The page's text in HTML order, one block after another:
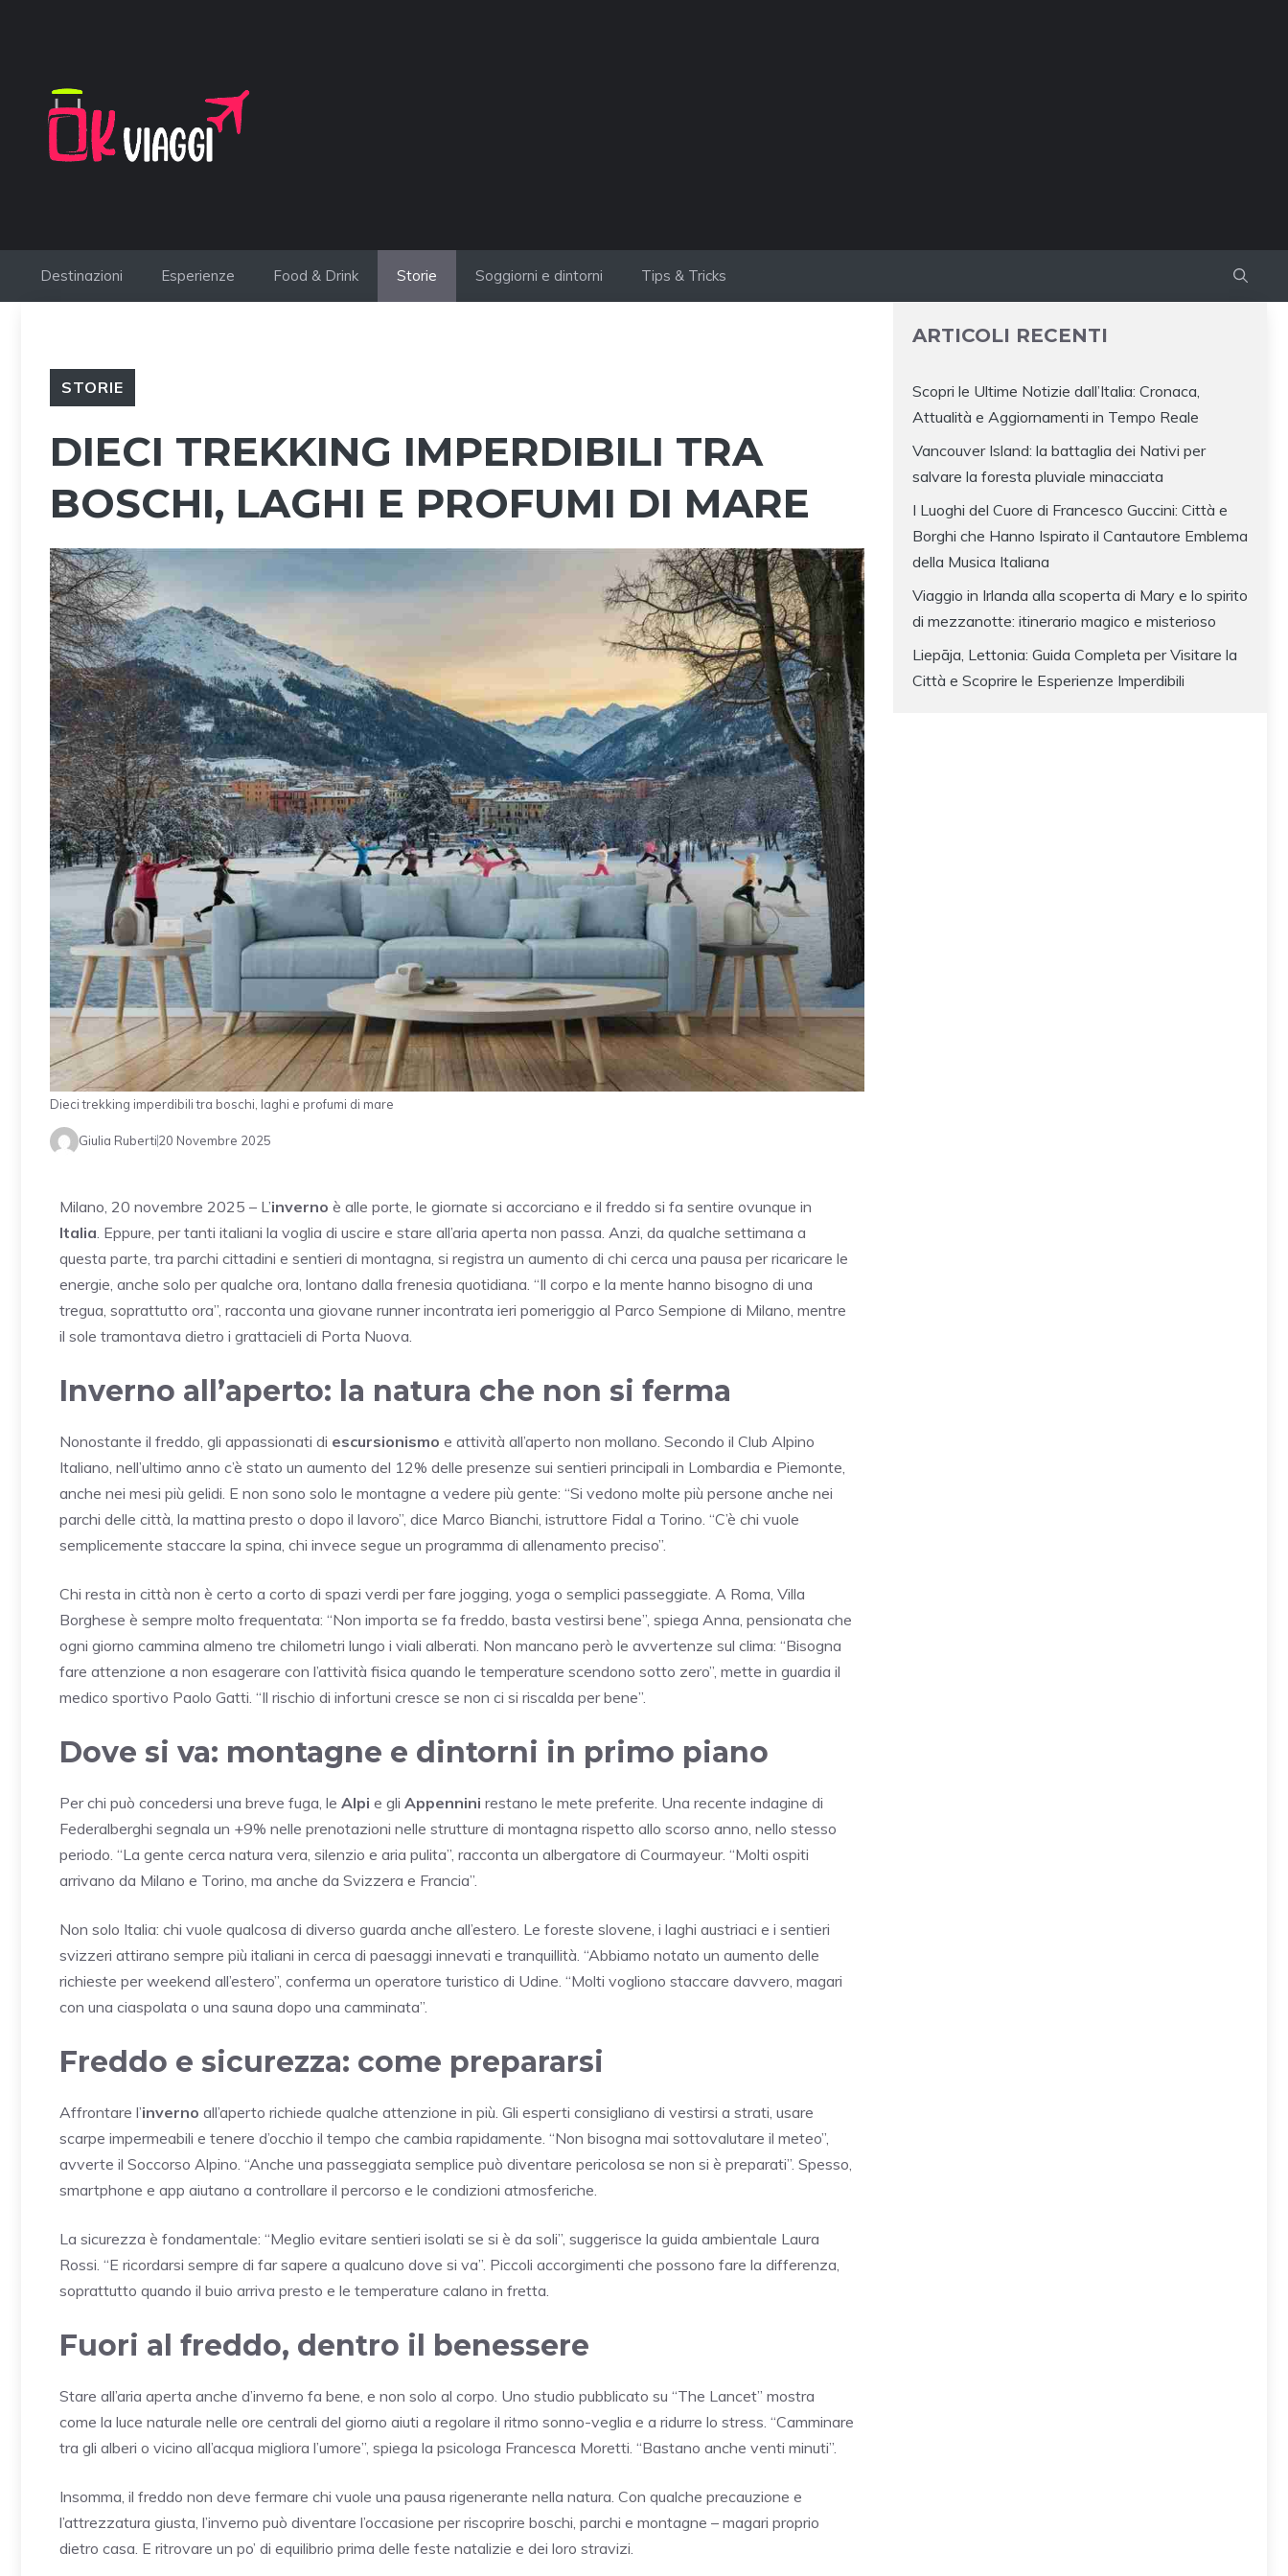
Destinazioni Esperienze Food & Drink Storie Soggiorni e dintorni Tips & Tricks
STORIE
DIECI TREKKING IMPERDIBILI TRA
BOSCHI, LAGHI E PROFUMI DI MARE
Dieci trekking imperdibili tra boschi, laghi e profumi di mare
Giulia Ruberti20 Novembre 2025
Milano, 20 novembre 2025 – L’inverno è alle porte, le giornate si accorciano e il freddo si fa sentire ovunque in
Italia . Eppure, per tanti italiani la voglia di uscire e stare all’aria aperta non passa. Anzi, da qualche settimana a
questa parte, tra parchi cittadini e sentieri di montagna, si registra un aumento di chi cerca una pausa per ricaricare le
energie, anche solo per qualche ora, lontano dalla frenesia quotidiana. “Il corpo e la mente hanno bisogno di una
tregua, soprattutto ora”, racconta una giovane runner incontrata ieri pomeriggio al Parco Sempione di Milano, mentre
il sole tramontava dietro i grattacieli di Porta Nuova.
Inverno all’aperto: la natura che non si ferma
Nonostante il freddo, gli appassionati di escursionismo e attività all’aperto non mollano. Secondo il Club Alpino
Italiano, nell’ultimo anno c’è stato un aumento del 12% delle presenze sui sentieri principali in Lombardia e Piemonte,
anche nei mesi più gelidi. E non sono solo le montagne a vedere più gente: “Si vedono molte più persone anche nei
parchi delle città, la mattina presto o dopo il lavoro”, dice Marco Bianchi, istruttore Fidal a Torino. “C’è chi vuole
semplicemente staccare la spina, chi invece segue un programma di allenamento preciso”.
Chi resta in città non è certo a corto di spazi verdi per fare jogging, yoga o semplici passeggiate. A Roma, Villa
Borghese è sempre molto frequentata: “Non importa se fa freddo, basta vestirsi bene”, spiega Anna, pensionata che
ogni giorno cammina almeno tre chilometri lungo i viali alberati. Non mancano però le avvertenze sul clima: “Bisogna
fare attenzione a non esagerare con l’attività fisica quando le temperature scendono sotto zero”, mette in guardia il
medico sportivo Paolo Gatti. “Il rischio di infortuni cresce se non ci si riscalda per bene”.
Dove si va: montagne e dintorni in primo piano
Per chi può concedersi una breve fuga, le Alpi e gli Appennini restano le mete preferite. Una recente indagine di
Federalberghi segnala un +9% nelle prenotazioni nelle strutture di montagna rispetto allo scorso anno, nello stesso
periodo. “La gente cerca natura vera, silenzio e aria pulita”, racconta un albergatore di Courmayeur. “Molti ospiti
arrivano da Milano e Torino, ma anche da Svizzera e Francia”.
Non solo Italia: chi vuole qualcosa di diverso guarda anche all’estero. Le foreste slovene, i laghi austriaci e i sentieri
svizzeri attirano sempre più italiani in cerca di paesaggi innevati e tranquillità. “Abbiamo notato un aumento delle
richieste per weekend all’estero”, conferma un operatore turistico di Udine. “Molti vogliono staccare davvero, magari
con una ciaspolata o una sauna dopo una camminata”.
Freddo e sicurezza: come prepararsi
Affrontare l’inverno all’aperto richiede qualche attenzione in più. Gli esperti consigliano di vestirsi a strati, usare
scarpe impermeabili e tenere d’occhio il tempo che cambia rapidamente. “Non bisogna mai sottovalutare il meteo”,
avverte il Soccorso Alpino. “Anche una passeggiata semplice può diventare pericolosa se non si è preparati”. Spesso,
smartphone e app aiutano a controllare il percorso e le condizioni atmosferiche.
La sicurezza è fondamentale: “Meglio evitare sentieri isolati se si è da soli”, suggerisce la guida ambientale Laura
Rossi. “E ricordarsi sempre di far sapere a qualcuno dove si va”. Piccoli accorgimenti che possono fare la differenza,
soprattutto quando il buio arriva presto e le temperature calano in fretta.
Fuori al freddo, dentro il benessere
Stare all’aria aperta anche d’inverno fa bene, e non solo al corpo. Uno studio pubblicato su “The Lancet” mostra
come la luce naturale nelle ore centrali del giorno aiuti a regolare il ritmo sonno-veglia e a ridurre lo stress. “Camminare
tra gli alberi o vicino all’acqua migliora l’umore”, spiega la psicologa Francesca Moretti. “Bastano anche venti minuti”.
Insomma, il freddo non deve fermare chi vuole una pausa rigenerante nella natura. Con qualche precauzione e
l’attrezzatura giusta, l’inverno può diventare l’occasione per riscoprire boschi, parchi e montagne – magari proprio
dietro casa. E ritrovare un po’ di equilibrio prima delle feste natalizie e dei loro stravizi.
ARTICOLI RECENTI
Scopri le Ultime Notizie dall’Italia: Cronaca,
Attualità e Aggiornamenti in Tempo Reale
Vancouver Island: la battaglia dei Nativi per
salvare la foresta pluviale minacciata
I Luoghi del Cuore di Francesco Guccini: Città e
Borghi che Hanno Ispirato il Cantautore Emblema
della Musica Italiana
Viaggio in Irlanda alla scoperta di Mary e lo spirito
di mezzanotte: itinerario magico e misterioso
Liepāja, Lettonia: Guida Completa per Visitare la
Città e Scoprire le Esperienze Imperdibili